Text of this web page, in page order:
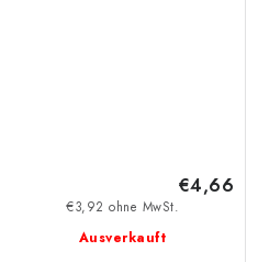
Ausverkauft
€3,92 ohne MwSt.
€4,66